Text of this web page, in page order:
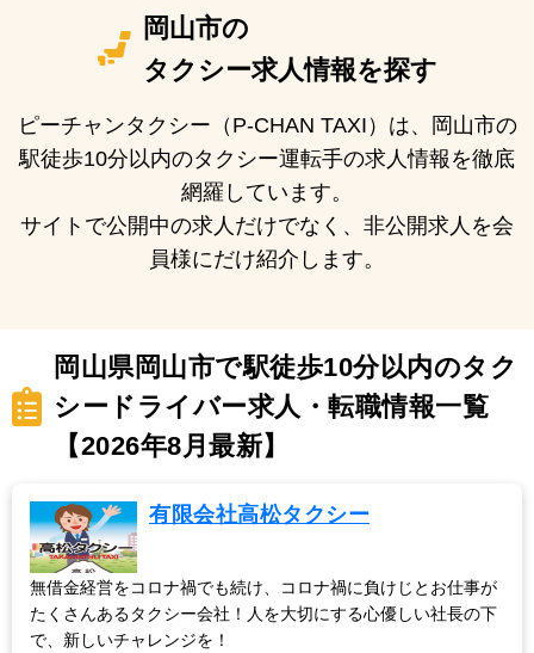
岡山市の
タクシー求人情報を探す
ピーチャンタクシー（P-CHAN TAXI）は、岡山市の
駅徒歩10分以内のタクシー運転手の求人情報を徹底
網羅しています。
サイトで公開中の求人だけでなく、非公開求人を会
員様にだけ紹介します。
岡山県岡山市で駅徒歩10分以内のタク
シードライバー求人・転職情報一覧
【2026年8月最新】
有限会社高松タクシー
無借金経営をコロナ禍でも続け、コロナ禍に負けじとお仕事が
たくさんあるタクシー会社！人を大切にする心優しい社長の下
で、新しいチャレンジを！